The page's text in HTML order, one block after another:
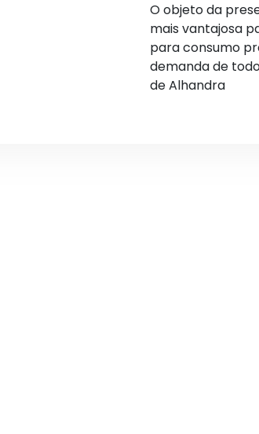
O objeto da
mais vantajosa
para consumo
demanda de
de Alhandra